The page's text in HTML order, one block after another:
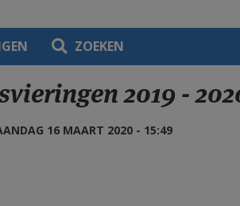
ZOEKEN
2019 -
16 MAART 2020 - 15:49